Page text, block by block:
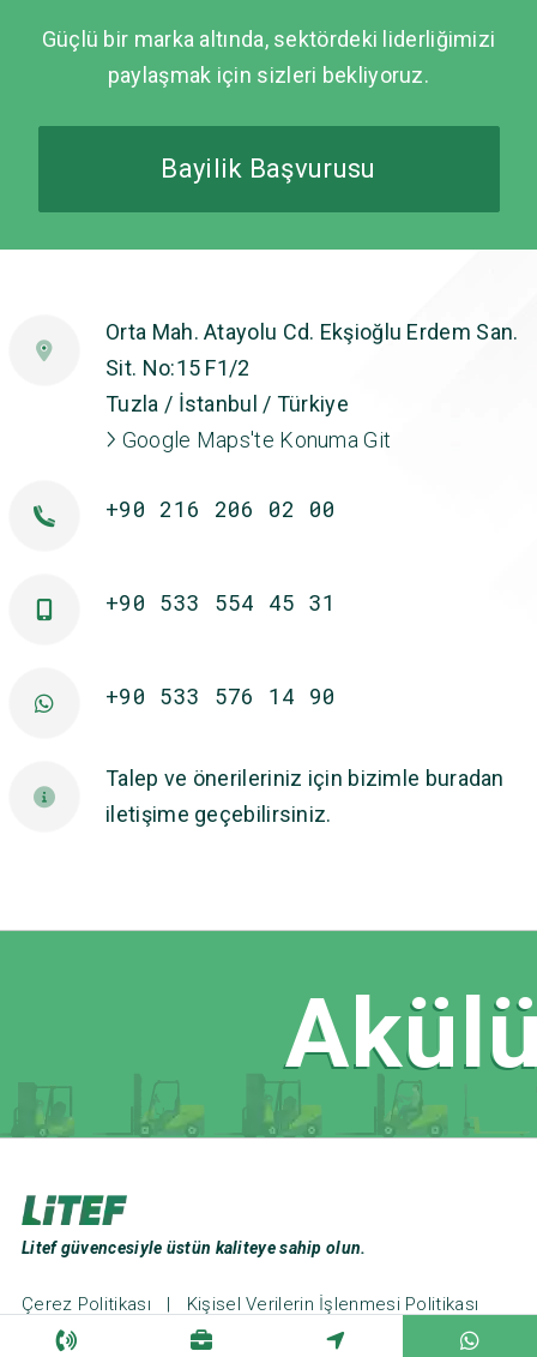
Güçlü bir marka altında, sektördeki liderliğimizi
paylaşmak için sizleri bekliyoruz.
Bayilik Başvurusu
Orta Mah. Atayolu Cd. Ekşioğlu Erdem San.
Sit. No:15 F1/2
Tuzla / İstanbul / Türkiye
Google Maps'te Konuma Git
+90 216 206 02 00
+90 533 554 45 31
+90 533 576 14 90
Talep ve önerileriniz için bizimle buradan
iletişime geçebilirsiniz.
Litef güvencesiyle üstün kaliteye sahip olun.
Çerez Politikası |
Kişisel Verilerin İşlenmesi Politikası
Web Tasarım ve Seo: Türk Bilişim